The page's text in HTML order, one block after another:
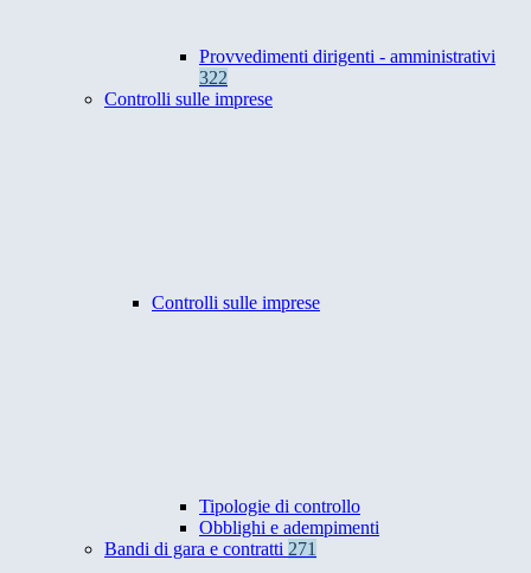
Provvedimenti dirigenti - amministrativi
322
Controlli sulle imprese
Controlli sulle imprese
Tipologie di controllo
Obblighi e adempimenti
Bandi di gara e contratti 271